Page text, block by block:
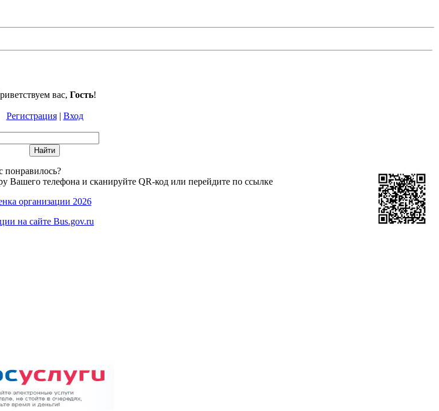
вас, Гость!
Регистрация| Вход
понравилось?
Вашего телефона и сканируйте QR-код или перейдите по ссылке
организации 2026
на сайте Bus.gov.ru